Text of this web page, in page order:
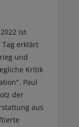
ist
erklärt
und
Kritik
Paul
der
aus